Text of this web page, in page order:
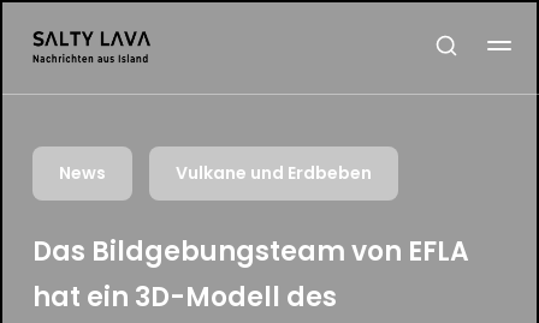
News Vulkane und Erdbeben
Das Bildgebungsteam von EFLA
hat ein 3D-Modell des